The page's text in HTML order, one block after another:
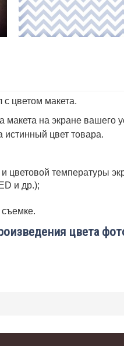
цветом макета.
на экране вашего
истинный цвет товара.
цветовой температуры
и др.);
цвета